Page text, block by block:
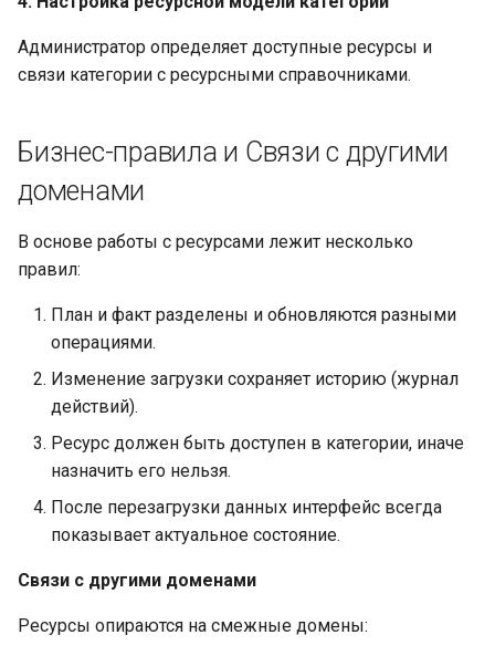
Администратор определяет доступные ресурсы и
связи категории с ресурсными справочниками.
Бизнес-правила и Связи с другими
доменами
В основе работы с ресурсами лежит несколько
правил:
План и факт разделены и обновляются разными
операциями.
Изменение загрузки сохраняет историю (журнал
действий).
Ресурс должен быть доступен в категории, иначе
назначить его нельзя.
После перезагрузки данных интерфейс всегда
показывает актуальное состояние.
Связи с другими доменами
Ресурсы опираются на смежные домены: